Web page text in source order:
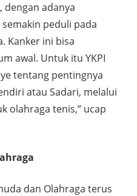
dengan adanya
peduli pada
Kanker ini bisa
awal. Untuk itu YKPI
tentang pentingnya
atau Sadari, melalui
olahraga tenis,” ucap
dan Olahraga terus